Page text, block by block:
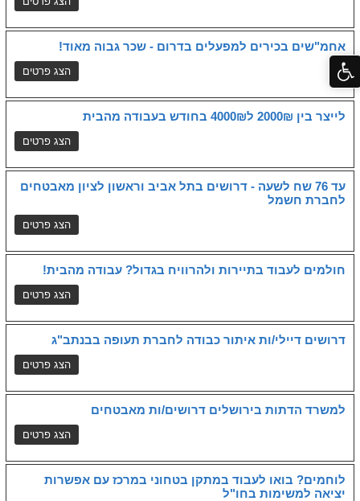
אחמ"שים בכירים למפעלים בדרום - שכר גבוה מאוד!
לייצר בין 2000₪ ל4000₪ בחודש בעבודה מהבית
עד 76 שח לשעה - דרושים בתל אביב וראשון לציון מאבטחים
לחברת חשמל
חולמים לעבוד בתיירות ולהרוויח בגדול? עבודה מהבית!
דרושים דיילי/ות איתור כבודה לחברת תעופה בבנתב"ג
למשרד הדתות בירושלים דרושים/ות מאבטחים
לוחמים? בואו לעבוד במתקן בטחוני במרכז עם אפשרות
יציאה למשימות בחו"ל